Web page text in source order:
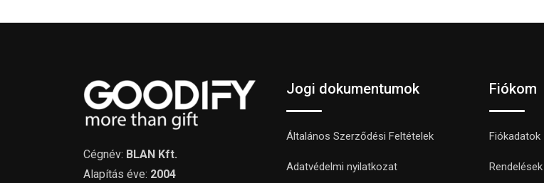
Cégnév: BLAN Kft.
Alapítás éve: 2004
Jogi dokumentumok
Általános Szerződési Feltételek
Adatvédelmi nyilatkozat
Fiókom
Fiókadatok
Rendelések